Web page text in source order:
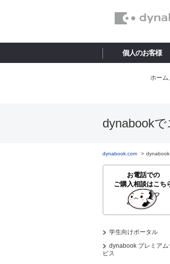
個人のお客様
ホーム
dynabook
dynabook.com
お電話での
ご購入相談はこち
学生向けポータル
dynabook プレミアム
ビス